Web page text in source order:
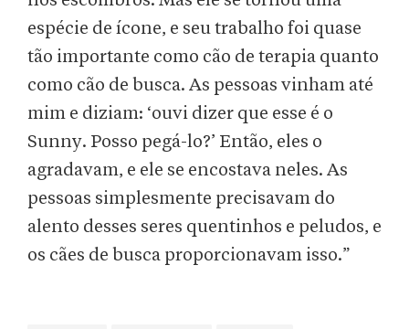
espécie de ícone, e seu trabalho foi quase
tão importante como cão de terapia quanto
como cão de busca. As pessoas vinham até
mim e diziam: ‘ouvi dizer que esse é o
Sunny. Posso pegá-lo?’ Então, eles o
agradavam, e ele se encostava neles. As
pessoas simplesmente precisavam do
alento desses seres quentinhos e peludos, e
os cães de busca proporcionavam isso.”